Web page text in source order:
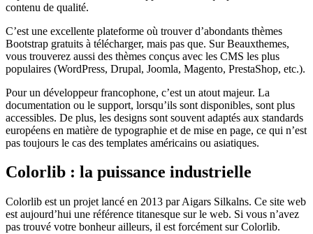
contenu de qualité.
C’est une excellente plateforme où trouver d’abondants thèmes
Bootstrap gratuits à télécharger, mais pas que. Sur Beauxthemes,
vous trouverez aussi des thèmes conçus avec les CMS les plus
populaires (WordPress, Drupal, Joomla, Magento, PrestaShop, etc.).
Pour un développeur francophone, c’est un atout majeur. La
documentation ou le support, lorsqu’ils sont disponibles, sont plus
accessibles. De plus, les designs sont souvent adaptés aux standards
européens en matière de typographie et de mise en page, ce qui n’est
pas toujours le cas des templates américains ou asiatiques.
Colorlib : la puissance industrielle
Colorlib est un projet lancé en 2013 par Aigars Silkalns. Ce site web
est aujourd’hui une référence titanesque sur le web. Si vous n’avez
pas trouvé votre bonheur ailleurs, il est forcément sur Colorlib.